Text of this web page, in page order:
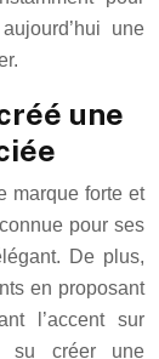
une
une
marque forte et
pour ses
De plus,
en proposant
l’accent sur
su créer une